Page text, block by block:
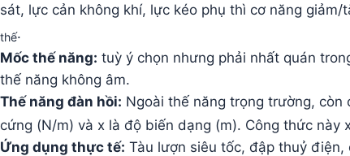
sát, lực cản không khí, lực kéo phụ thì cơ năng
thế.
Mốc thế năng: tuỳ ý chọn nhưng phải nhất quán
thế năng không âm.
Thế năng đàn hồi: Ngoài thế năng trọng trường, còn
cứng (N/m) và x là độ biến dạng (m). Công thức này
Ứng dụng thực tế: Tàu lượn siêu tốc, đập thuỷ